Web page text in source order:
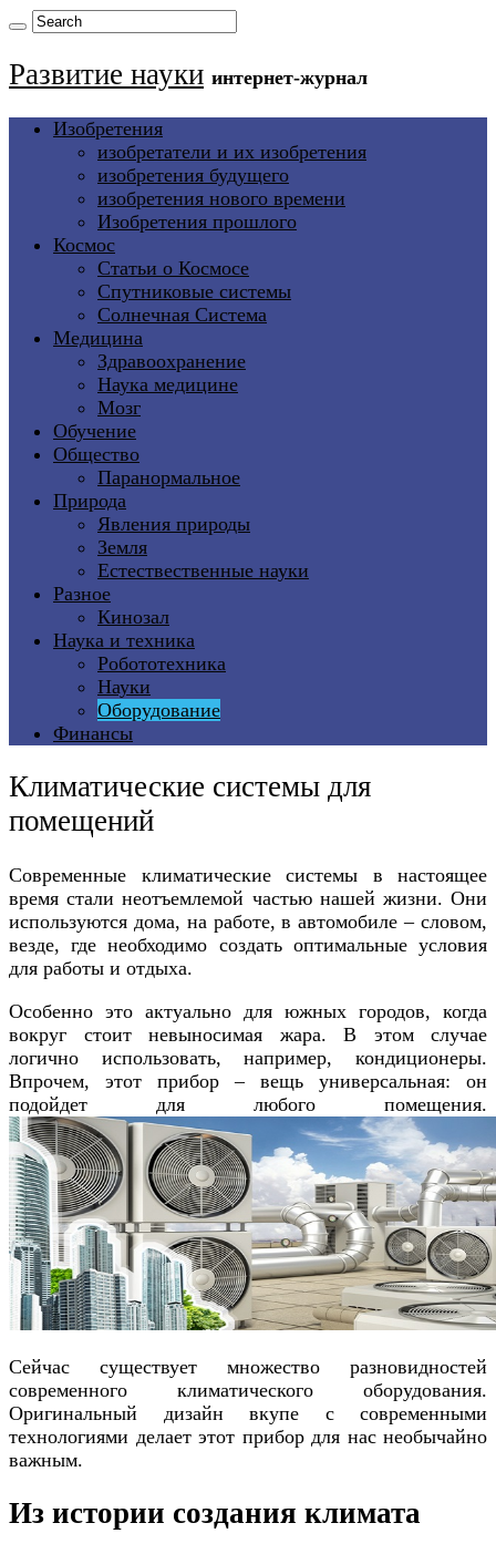
Развитие науки интернет-журнал
Изобретения
изобретатели и их изобретения
изобретения будущего
изобретения нового времени
Изобретения прошлого
Космос
Статьи о Космосе
Спутниковые системы
Солнечная Система
Медицина
Здравоохранение
Наука медицине
Мозг
Обучение
Общество
Паранормальное
Природа
Явления природы
Земля
Естествественные науки
Разное
Кинозал
Наука и техника
Робототехника
Науки
Оборудование
Финансы
Климатические системы для
помещений
Современные климатические системы в настоящее
время стали неотъемлемой частью нашей жизни. Они
используются дома, на работе, в автомобиле – словом,
везде, где необходимо создать оптимальные условия
для работы и отдыха.
Особенно это актуально для южных городов, когда
вокруг стоит невыносимая жара. В этом случае
логично использовать, например, кондиционеры.
Впрочем, этот прибор – вещь универсальная: он
подойдет для любого помещения.
Сейчас существует множество разновидностей
современного климатического оборудования.
Оригинальный дизайн вкупе с современными
технологиями делает этот прибор для нас необычайно
важным.
Из истории создания климата